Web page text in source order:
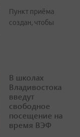
Пункт приёма
создан, чтобы
В школах
Владивостока
введут
свободное
посещение на
время ВЭФ